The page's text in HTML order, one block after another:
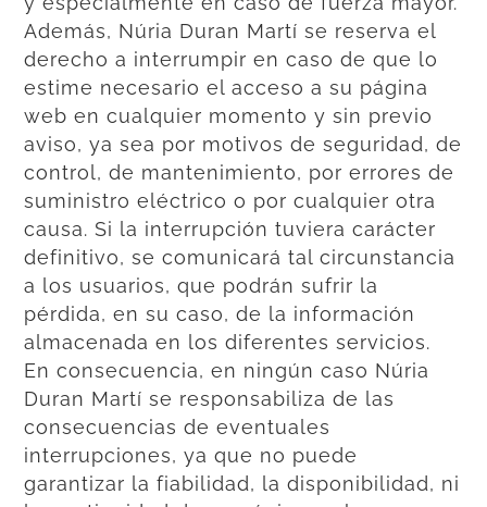
Además, Núria Duran Martí se reserva el
derecho a interrumpir en caso de que lo
estime necesario el acceso a su página
web en cualquier momento y sin previo
aviso, ya sea por motivos de seguridad, de
control, de mantenimiento, por errores de
suministro eléctrico o por cualquier otra
causa. Si la interrupción tuviera carácter
definitivo, se comunicará tal circunstancia
a los usuarios, que podrán sufrir la
pérdida, en su caso, de la información
almacenada en los diferentes servicios.
En consecuencia, en ningún caso Núria
Duran Martí se responsabiliza de las
consecuencias de eventuales
interrupciones, ya que no puede
garantizar la fiabilidad, la disponibilidad, ni